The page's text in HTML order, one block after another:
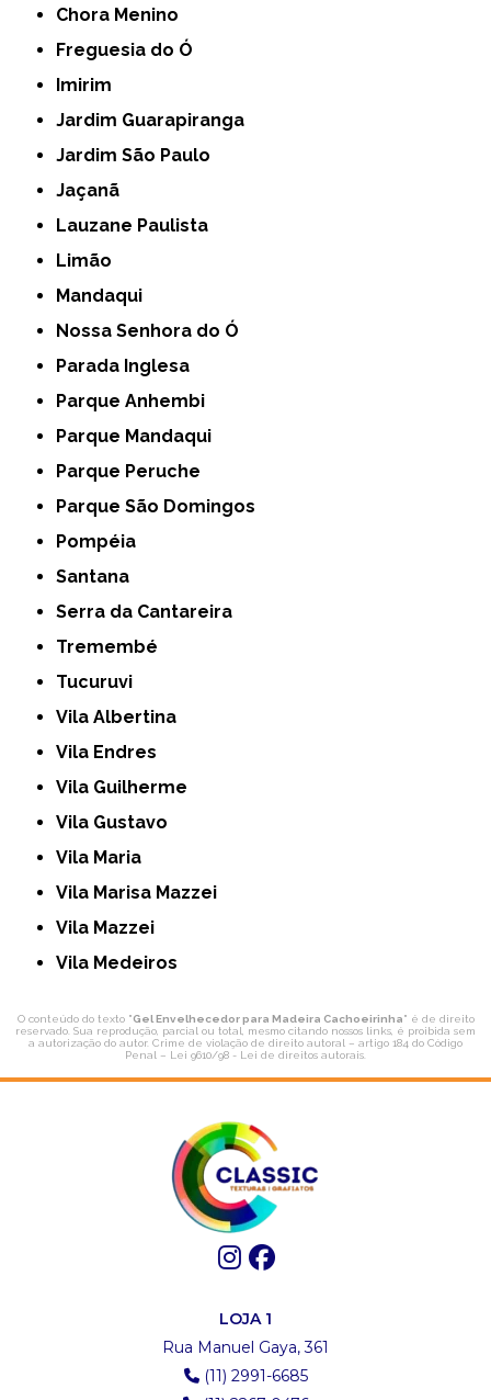
Chora Menino
Freguesia do Ó
Imirim
Jardim Guarapiranga
Jardim São Paulo
Jaçanã
Lauzane Paulista
Limão
Mandaqui
Nossa Senhora do Ó
Parada Inglesa
Parque Anhembi
Parque Mandaqui
Parque Peruche
Parque São Domingos
Pompéia
Santana
Serra da Cantareira
Tremembé
Tucuruvi
Vila Albertina
Vila Endres
Vila Guilherme
Vila Gustavo
Vila Maria
Vila Marisa Mazzei
Vila Mazzei
Vila Medeiros
O conteúdo do texto "Gel Envelhecedor para Madeira Cachoeirinha" é de direito
reservado. Sua reprodução, parcial ou total, mesmo citando nossos links, é proibida sem
a autorização do autor. Crime de violação de direito autoral – artigo 184 do Código
Penal – Lei 9610/98 - Lei de direitos autorais
LOJA 1
Rua Manuel Gaya, 361
(11) 2991-6685